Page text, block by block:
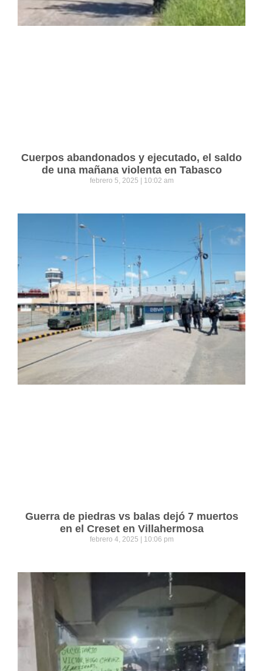
Cuerpos abandonados y ejecutado, el saldo
de una mañana violenta en Tabasco
febrero 5, 2025 10:02 am
Guerra de piedras vs balas dejó 7 muertos
en el Creset en Villahermosa
febrero 4, 2025 10:06 pm